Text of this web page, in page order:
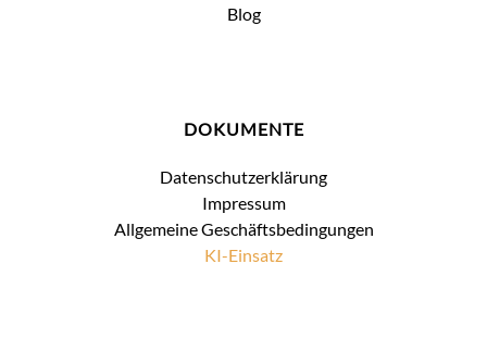
Blog
DOKUMENTE
Datenschutzerklärung
Impressum
Allgemeine Geschäftsbedingungen
KI-Einsatz